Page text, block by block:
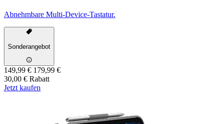
Abnehmbare Multi-Device-Tastatur.
Sonderangebot
149,99 € 179,99 €
30,00 € Rabatt
Jetzt kaufen